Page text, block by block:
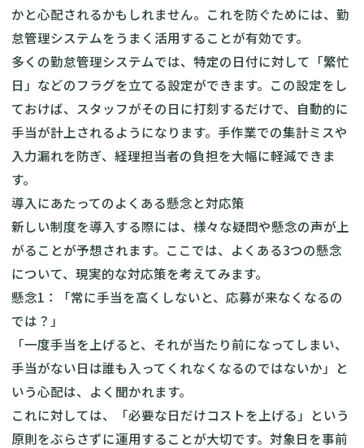
かと心配されるかもしれません。これを防ぐためには、勤
怠管理システムをうまく活用することが有効です。
多くの勤怠管理システムでは、特定の日付に対して「繁忙
日」などのフラグを立てる設定ができます。この設定をし
ておけば、スタッフがその日に打刻するだけで、自動的に
手当が計上されるようになります。手作業での集計ミスや
入力漏れを防ぎ、経理担当者の負担を大幅に軽減できま
す。
導入にあたってのよくある懸念と対応策
新しい制度を導入する際には、様々な疑問や懸念の声が上
がることが予想されます。ここでは、よくある3つの懸念
について、現実的な対応策を考えてみます。
懸念1：「常に手当を高くしないと、応募が来なくなるの
では？」
「一度手当を上げると、それが当たり前になってしまい、
手当がない日は誰も入ってくれなくなるのではないか」と
いう心配は、よく聞かれます。
これに対しては、「必要な日だけコストを上げる」という
原則をぶらさずに運用することが大切です。対象日を事前